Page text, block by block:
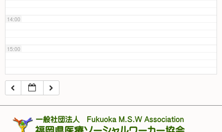
14:00
15:00
16:00